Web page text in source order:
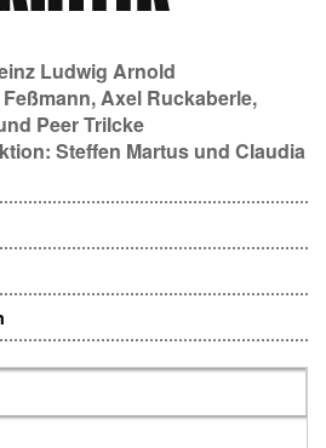
Ludwig Arnold
,Axel Ruckaberle,
Peer Trilcke
Steffen Martus und Claudia